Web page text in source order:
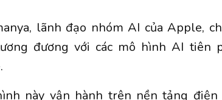
lãnh đạo nhóm AI của Apple,
đương với các mô hình AI tiên
này vận hành trên nền tảng điện